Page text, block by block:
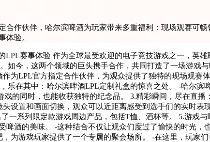
作伙伴，哈尔滨啤酒为玩家带来多重福利：现场观赛可
体验。
今，这两个领域的巨头携手合作，共同打造了一场游戏与啤
6.哈尔滨啤酒LPL主题酒吧：游戏与